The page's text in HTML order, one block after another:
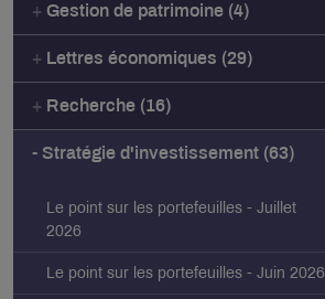
Gestion de patrimoine (4)
Lettres économiques (29)
Recherche (16)
Stratégie d'investissement (63)
Le point sur les portefeuilles - Juillet
2026
Le point sur les portefeuilles - Juin 2026